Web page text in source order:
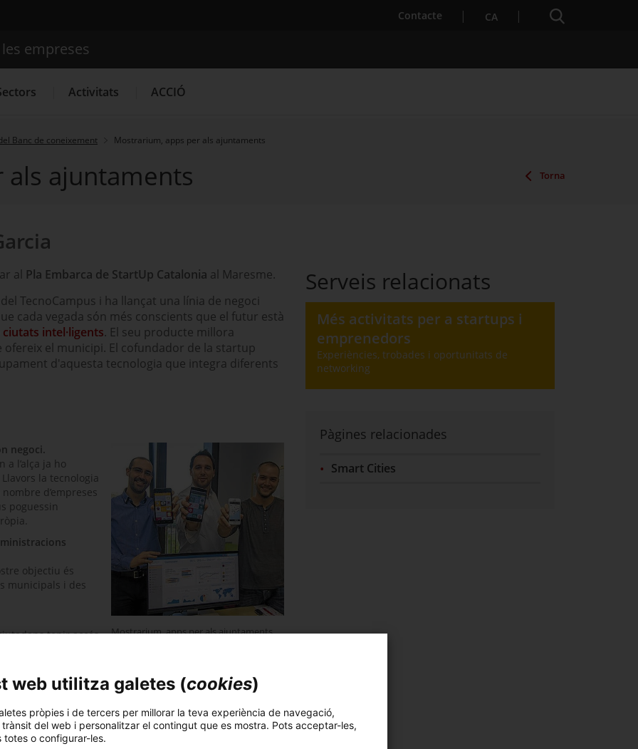
Contacte . Obre en una nova finestra.
CA Cercador
Cercador
d'innovació Convocatòries d'ajuts obertes
empreses
Activitats ACCIÓ
Banc de coneixement Mostrarium, apps per als ajuntaments
ajuntaments Torna
al Pla Embarca de StartUp Catalonia al Maresme.
TecnoCampus i ha llançat una línia de negoci
cada vegada són més conscients que el futur està
ciutats intel·ligents. El seu producte millora
el municipi. El cofundador de la startup
d'aquesta tecnologia que integra diferents
Mostrarium, apps per als ajuntaments
negoci.
a l’alça ja ho
. Llavors la tecnologia
d’empreses
poguessin
objectiu és
municipals i des
tenir accés
el municipi des
fins ara, molts
en tenir aplicacions oficials per a cadascun dels
de tot ciutadà: cultura o turisme, transport públic,
Serveis relacionats
Més activitats per a startups i
emprenedors
Aquest enllaç porta a un altre lloc web: Agenda per a startups i emprenedors
Experiències, trobades i oportunitats de
networking
Pàgines relacionades
Smart Cities
web utilitza galetes (cookies)
pròpies i de tercers per millorar la teva experiència de navegació,
del web i personalitzar el contingut que es mostra. Pots acceptar-les,
totes o configurar-les.